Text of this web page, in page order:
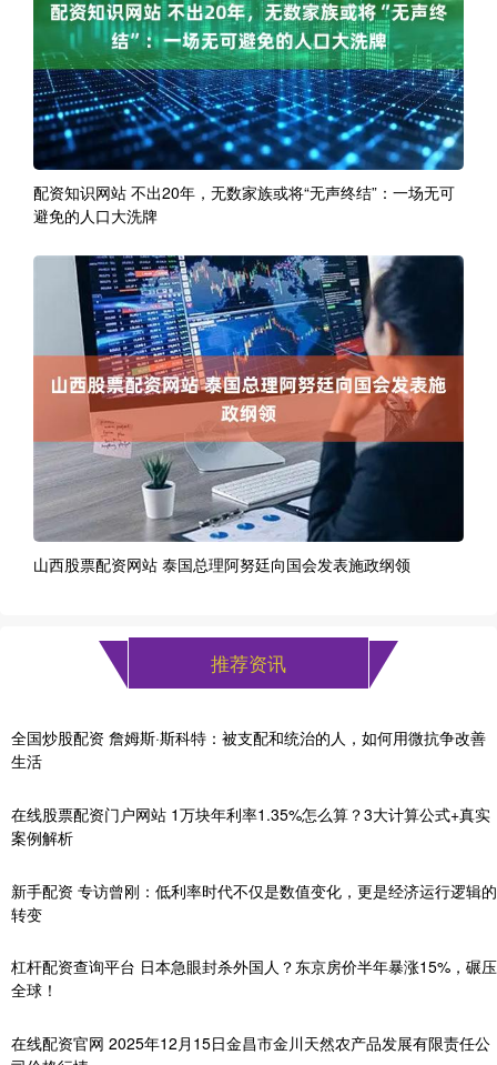
配资知识网站 不出20年，无数家族或将“无声终结”：一场无可
避免的人口大洗牌
山西股票配资网站 泰国总理阿努廷向国会发表施政纲领
推荐资讯
全国炒股配资 詹姆斯·斯科特：被支配和统治的人，如何用微抗争改善
生活
在线股票配资门户网站 1万块年利率1.35%怎么算？3大计算公式+真实
案例解析
新手配资 专访曾刚：低利率时代不仅是数值变化，更是经济运行逻辑的
转变
杠杆配资查询平台 日本急眼封杀外国人？东京房价半年暴涨15%，碾压
全球！
在线配资官网 2025年12月15日金昌市金川天然农产品发展有限责任公